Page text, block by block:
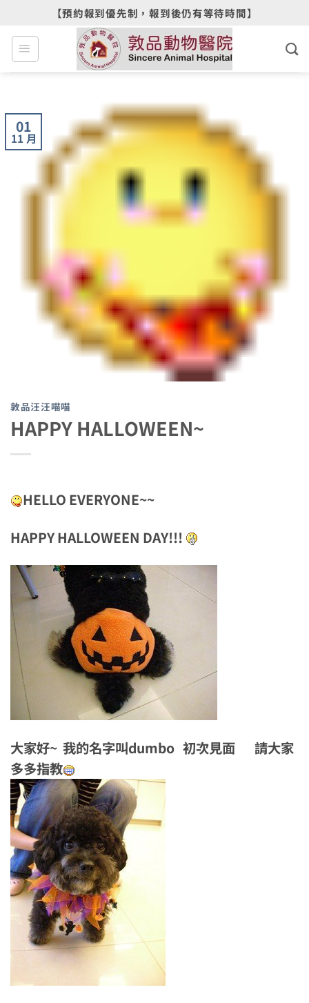
content
【預約報到優先制，報到後仍有等待時間】
01
11 月
敦品汪汪喵喵
HAPPY HALLOWEEN~
HELLO EVERYONE~~
HAPPY HALLOWEEN DAY!!!
大家好~ 我的名字叫dumbo 初次見面 請大家
多多指教